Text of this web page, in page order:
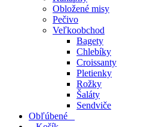
Obložené misy
Pečivo
Veľkoobchod
Bagety
Chlebíky
Croissanty
Pletienky
Rožky
Šaláty
Sendviče
Obľúbené